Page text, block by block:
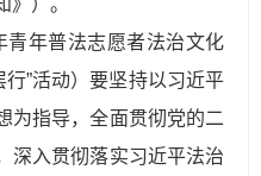
》）。
青年普法志愿者法治文化
行”活动）要坚持以习近平
为指导，全面贯彻党的二
深入贯彻落实习近平法治